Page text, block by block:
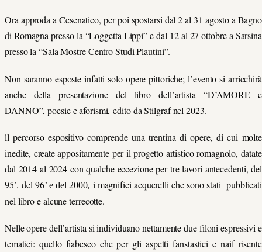
Ora approda a Cesenatico, per poi spostarsi dal 2 al 31 agosto a Bagno
di Romagna presso la “Loggetta Lippi” e dal 12 al 27 ottobre a Sarsina
presso la “Sala Mostre Centro Studi Plautini”.
Non saranno esposte infatti solo opere pittoriche; l’evento si arricchirà
anche dellapresentazione del libro dell’artista “D’AMORE e
DANNO”, poesie e aforismi, edito daStilgrafnel2023.
ll percorso espositivo comprendeuna trentina di opere, di cui molte
inedite, create appositamente per il progetto artistico romagnolo, datate
dal 2014 al 2024 con qualche eccezione pertrelavori antecedenti, del
95’, del 96’ e del 2000, i magnifici acquerelli che sono stati pubblicati
nel libro e alcune terrecotte.
Nelle opere dell’artista si individuano nettamente due filoni espressivi e
tematici: quello fiabesco che per gli aspetti fanstastici e naif risente